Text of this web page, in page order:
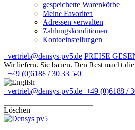
gespeicherte Warenkörbe
Meine Favoriten
Adressen verwalten
Zahlungskonditionen
Kontoeinstellungen
vertrieb@densys-pv5.de PREISE
Wir liefern. Sie bauen. Den Rest macht
+49 (0)6188 / 30 33 5-0
vertrieb@densys-pv5.de +49 (0)6188 /
Löschen